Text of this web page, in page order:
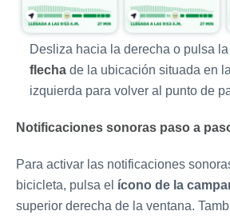
Desliza hacia la derecha o pulsa la
flecha de la ubicación situada en
izquierda para volver al punto de
Notificaciones sonoras paso a
Para activar las notificaciones
bicicleta, pulsa el ícono de la
superior derecha de la ventana.